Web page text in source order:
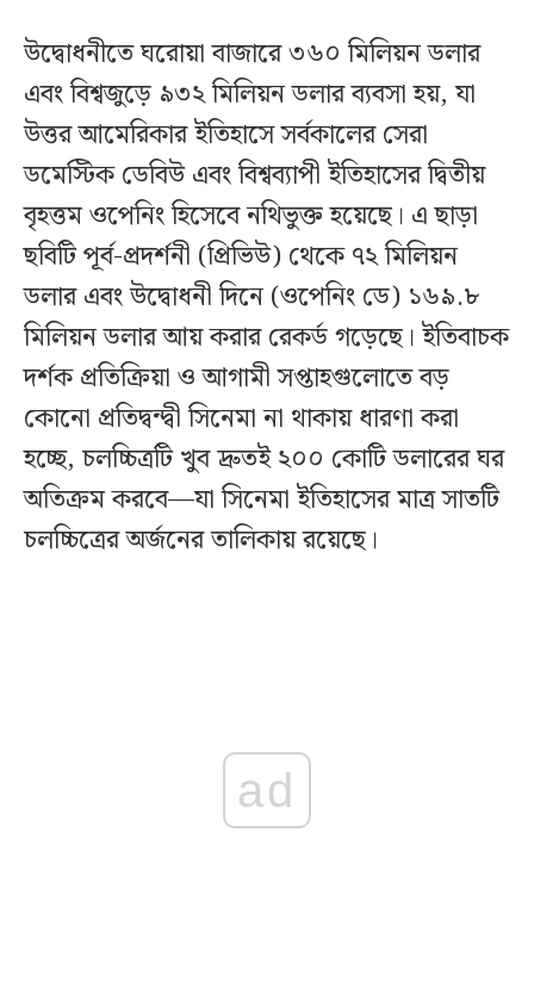
উদ্বোধনীতে ঘরোয়া বাজারে ৩৬০ মিলিয়ন ডলার
এবং বিশ্বজুড়ে ৯৩২ মিলিয়ন ডলার ব্যবসা হয়, যা
উত্তর আমেরিকার ইতিহাসে সর্বকালের সেরা
ডমেস্টিক ডেবিউ এবং বিশ্বব্যাপী ইতিহাসের দ্বিতীয়
বৃহত্তম ওপেনিং হিসেবে নথিভুক্ত হয়েছে। এ ছাড়া
ছবিটি পূর্ব-প্রদর্শনী (প্রিভিউ) থেকে ৭২ মিলিয়ন
ডলার এবং উদ্বোধনী দিনে (ওপেনিং ডে) ১৬৯.৮
মিলিয়ন ডলার আয় করার রেকর্ড গড়েছে। ইতিবাচক
দর্শক প্রতিক্রিয়া ও আগামী সপ্তাহগুলোতে বড়
কোনো প্রতিদ্বন্দ্বী সিনেমা না থাকায় ধারণা করা
হচ্ছে, চলচ্চিত্রটি খুব দ্রুতই ২০০ কোটি ডলারের ঘর
অতিক্রম করবে—যা সিনেমা ইতিহাসের মাত্র সাতটি
চলচ্চিত্রের অর্জনের তালিকায় রয়েছে।
ad